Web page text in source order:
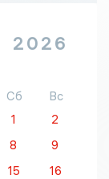
2026
Сб
Вс
1
2
8
9
15
16